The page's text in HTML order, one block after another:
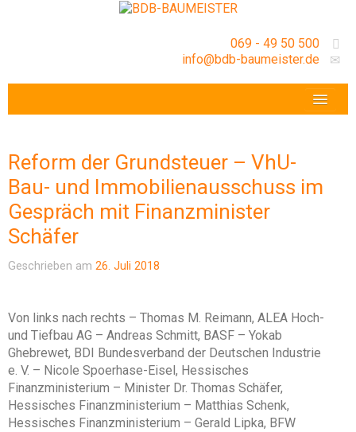
069 - 49 50 500
info@bdb-baumeister.de
GESCHÄFTSSTELLE
Reform der Grundsteuer – VhU-
Bau- und Immobilienausschuss im
Gespräch mit Finanzminister
Schäfer
Geschrieben am 26. Juli 2018
Von links nach rechts – Thomas M. Reimann, ALEA Hoch-
und Tiefbau AG – Andreas Schmitt, BASF – Yokab
Ghebrewet, BDI Bundesverband der Deutschen Industrie
e. V. – Nicole Spoerhase-Eisel, Hessisches
Finanzministerium – Minister Dr. Thomas Schäfer,
Hessisches Finanzministerium – Matthias Schenk,
Hessisches Finanzministerium – Gerald Lipka, BFW